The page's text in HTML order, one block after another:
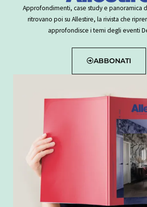
Approfondimenti, case study e panoramica
ritrovano poi su Allestire, la rivista che
approfondisce i temi degli eventi
ABBONATI